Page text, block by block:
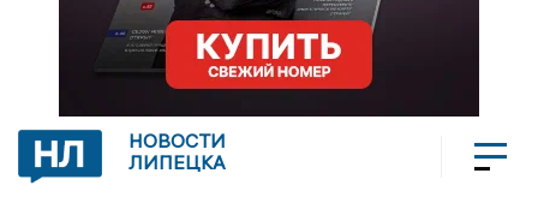
НОВОСТИ
ЛИПЕЦКА